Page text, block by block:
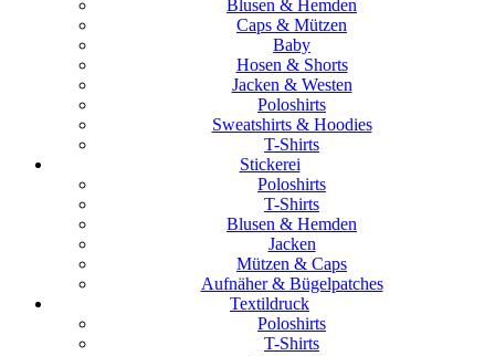
Blusen & Hemden
Caps & Mützen
Baby
Hosen & Shorts
Jacken & Westen
Poloshirts
Sweatshirts & Hoodies
T-Shirts
Stickerei
Poloshirts
T-Shirts
Blusen & Hemden
Jacken
Mützen & Caps
Aufnäher & Bügelpatches
Textildruck
Poloshirts
T-Shirts